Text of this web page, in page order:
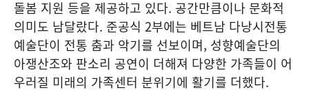
돌봄 지원 등을 제공하고 있다. 공간만큼이나 문화적
의미도 남달랐다. 준공식 2부에는 베트남 다낭시전통
예술단이 전통 춤과 악기를 선보이며, 성향예술단의
아쟁산조와 판소리 공연이 더해져 다양한 가족들이 어
우러질 미래의 가족센터 분위기에 활기를 더했다.